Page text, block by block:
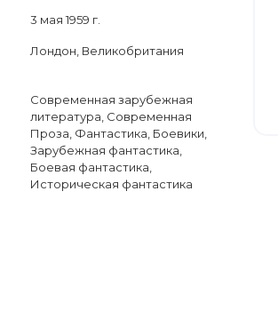
3 мая 1959 г.
Лондон, Великобритания
Современная зарубежная
литература Современная
Проза Фантастика Боевики
Зарубежная фантастика
Боевая фантастика
Историческая фантастика